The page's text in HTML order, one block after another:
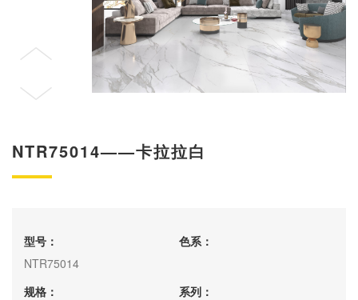
NTR75014——卡拉拉白
型号：
NTR75014
色系：
规格：
系列：